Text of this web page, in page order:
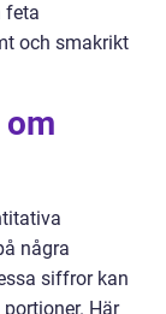
feta
och smakrikt
några
siffror kan
Här